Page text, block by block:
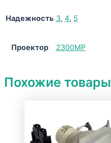
Надежность 3, 4, 5
Проектор 2300MP
Похожие товары